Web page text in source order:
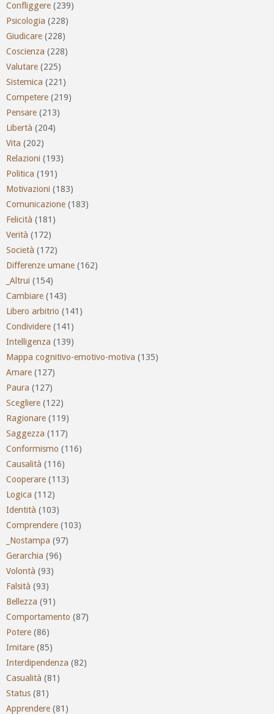
Confliggere (239)
Psicologia (228)
Giudicare (228)
Coscienza (228)
Valutare (225)
Sistemica (221)
Competere (219)
Pensare (213)
Libertà (204)
Vita (202)
Relazioni (193)
Politica (191)
Motivazioni (183)
Comunicazione (183)
Felicità (181)
Verità (172)
Società (172)
Differenze umane (162)
_Altrui (154)
Cambiare (143)
Libero arbitrio (141)
Condividere (141)
Intelligenza (139)
Mappa cognitivo-emotivo-motiva (135)
Amare (127)
Paura (127)
Scegliere (122)
Ragionare (119)
Saggezza (117)
Conformismo (116)
Causalità (116)
Cooperare (113)
Logica (112)
Identità (103)
Comprendere (103)
_Nostampa (97)
Gerarchia (96)
Volontà (93)
Falsità (93)
Bellezza (91)
Comportamento (87)
Potere (86)
Imitare (85)
Interdipendenza (82)
Casualità (81)
Status (81)
Apprendere (81)